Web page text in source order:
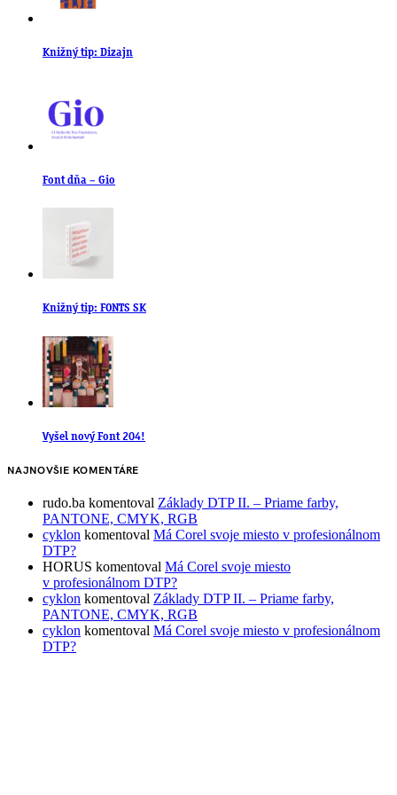
Knižný tip: Dizajn
Font dňa – Gio
Knižný tip: FONTS SK
Vyšel nový Font 204!
NAJNOVŠIE KOMENTÁRE
rudo.ba komentoval Základy DTP II. – Priame farby,
PANTONE, CMYK, RGB
cyklon komentoval Má Corel svoje miesto v profesionálnom
DTP?
HORUS komentoval Má Corel svoje miesto
v profesionálnom DTP?
cyklon komentoval Základy DTP II. – Priame farby,
PANTONE, CMYK, RGB
cyklon komentoval Má Corel svoje miesto v profesionálnom
DTP?